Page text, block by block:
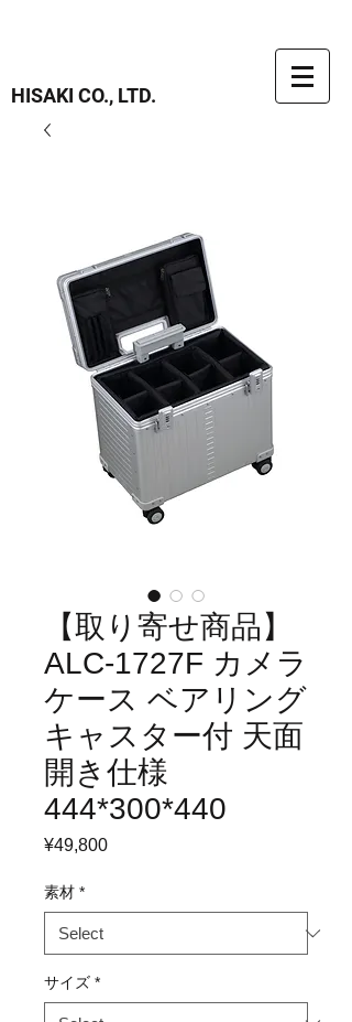
HISAKI CO., LTD.
【取り寄せ商品】
ALC-1727F カメラ
ケース ベアリング
キャスター付 天面
開き仕様
444*300*440
¥49,800Price
素材 *
サイズ *